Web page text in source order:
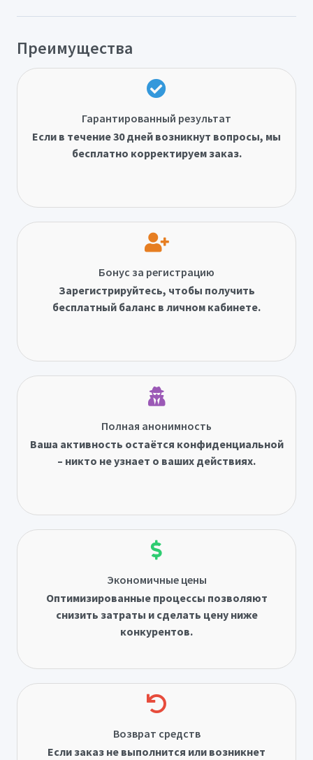
Преимущества
Гарантированный результат
Если в течение 30 дней возникнут вопросы, мы
бесплатно корректируем заказ.
Бонус за регистрацию
Зарегистрируйтесь, чтобы получить
бесплатный баланс в личном кабинете.
Полная анонимность
Ваша активность остаётся конфиденциальной
– никто не узнает о ваших действиях.
Экономичные цены
Оптимизированные процессы позволяют
снизить затраты и сделать цену ниже
конкурентов.
Возврат средств
Если заказ не выполнится или возникнет